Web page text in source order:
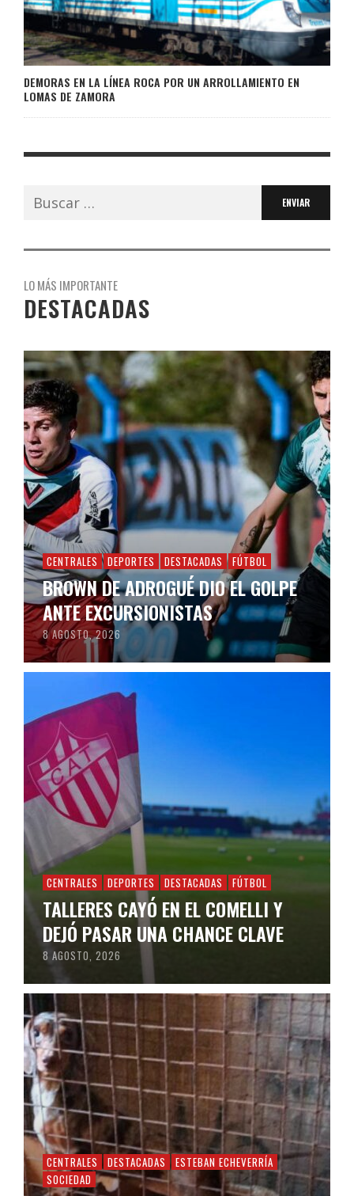
DEMORAS EN LA LÍNEA ROCA POR UN ARROLLAMIENTO EN
LOMAS DE ZAMORA
Buscar:
LO MÁS IMPORTANTE
DESTACADAS
CENTRALES DEPORTES DESTACADAS FÚTBOL
BROWN DE ADROGUÉ DIO EL GOLPE
ANTE EXCURSIONISTAS
8 AGOSTO, 2026
CENTRALES DEPORTES DESTACADAS FÚTBOL
TALLERES CAYÓ EN EL COMELLI Y
DEJÓ PASAR UNA CHANCE CLAVE
8 AGOSTO, 2026
CENTRALES DESTACADAS
ESTEBAN ECHEVERRÍA
SOCIEDAD